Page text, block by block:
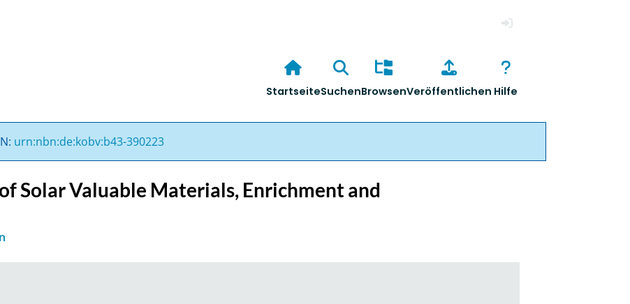
StartseiteSuchenBrowsenVeröffentlichen Hilfe
urn:nbn:de:kobv:b43-390223
Solar Valuable Materials, Enrichment and